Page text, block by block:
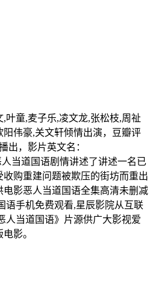
叶童,麦子乐,凌文龙,张松枝,周祉
伟豪,关文轩倾情出演，豆瓣评
出，影片英文名：
人当道国语剧情讲述了讲述一名已
购重建问题被欺压的街坊而重出
影恶人当道国语全集高清未删减
语手机免费观看,星辰影院从互联
人当道国语》片源供广大影视爱
影。